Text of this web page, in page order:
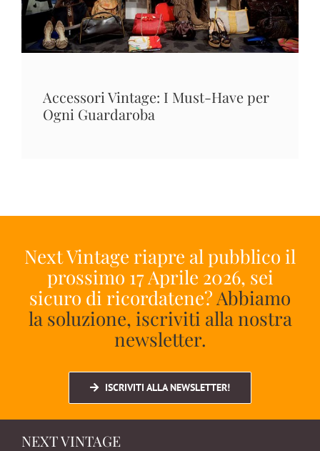
Accessori Vintage: I Must-Have per
Ogni Guardaroba
Next Vintage riapre al pubblico il
prossimo 17 Aprile 2026, sei
sicuro di ricordatene? Abbiamo
la soluzione, iscriviti alla nostra
newsletter.
ISCRIVITI ALLA NEWSLETTER!
NEXT VINTAGE